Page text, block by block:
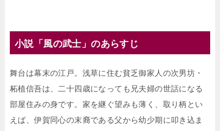
小説「風の武士」のあらすじ
舞台は幕末の江戸。浅草に住む貧乏御家人の次男坊・
柘植信吾は、二十四歳になっても兄夫婦の世話になる
部屋住みの身です。家を継ぐ望みも薄く、取り柄とい
えば、伊賀同心の末裔である父から幼少期に叩き込ま